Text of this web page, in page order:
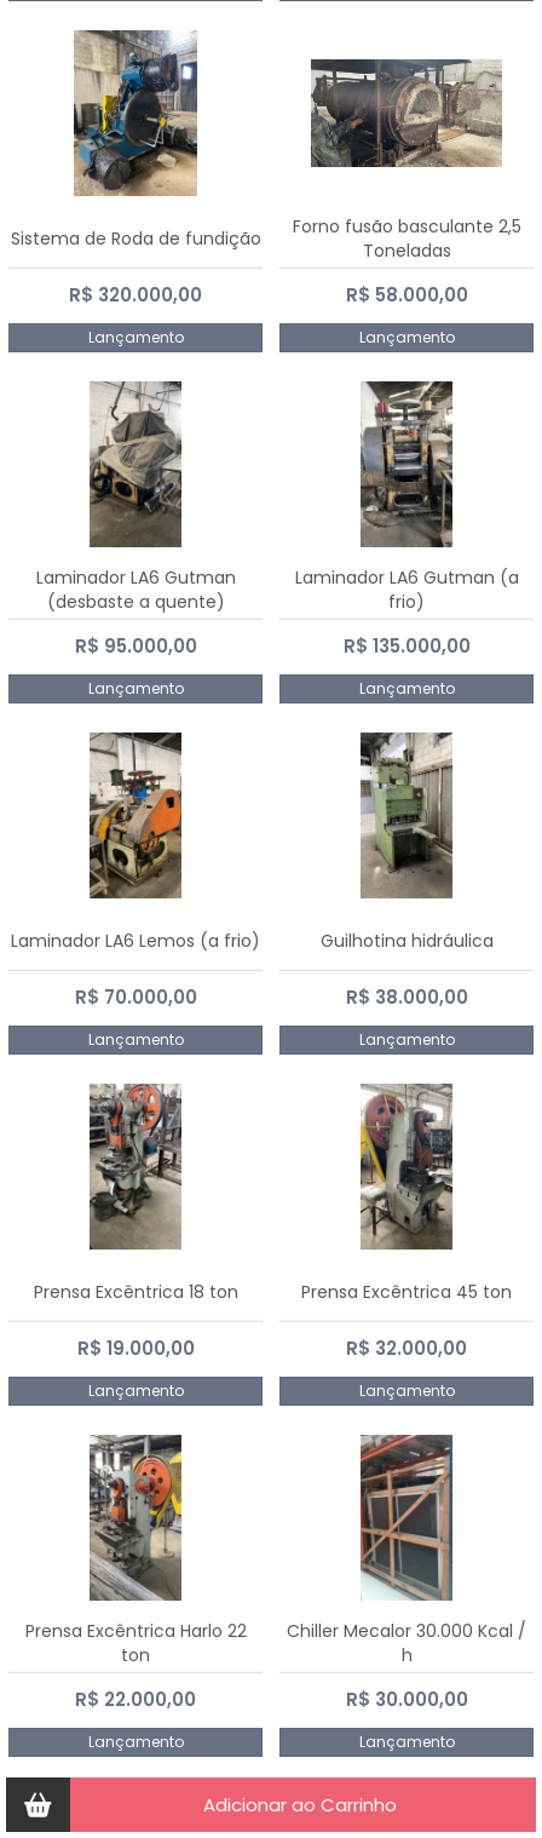
Sistema de Roda de fundição
R$ 320.000,00
Lançamento
Forno fusão basculante 2,5
Toneladas
R$ 58.000,00
Lançamento
Laminador LA6 Gutman
(desbaste a quente)
R$ 95.000,00
Lançamento
Laminador LA6 Gutman (a
frio)
R$ 135.000,00
Lançamento
Laminador LA6 Lemos (a frio)
R$ 70.000,00
Lançamento
Guilhotina hidráulica
R$ 38.000,00
Lançamento
Prensa Excêntrica 18 ton
R$ 19.000,00
Lançamento
Prensa Excêntrica 45 ton
R$ 32.000,00
Lançamento
Prensa Excêntrica Harlo 22
ton
R$ 22.000,00
Lançamento
Chiller Mecalor 30.000 Kcal /
h
R$ 30.000,00
Lançamento
Adicionar ao Carrinho